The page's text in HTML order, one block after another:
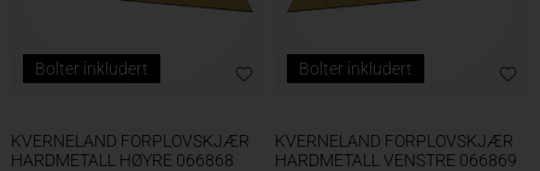
Bolter inkludert
KVERNELAND FORPLOVSKJÆR
HARDMETALL HØYRE 066868
Bolter inkludert
KVERNELAND FORPLOVSKJÆR
HARDMETALL VENSTRE 066869